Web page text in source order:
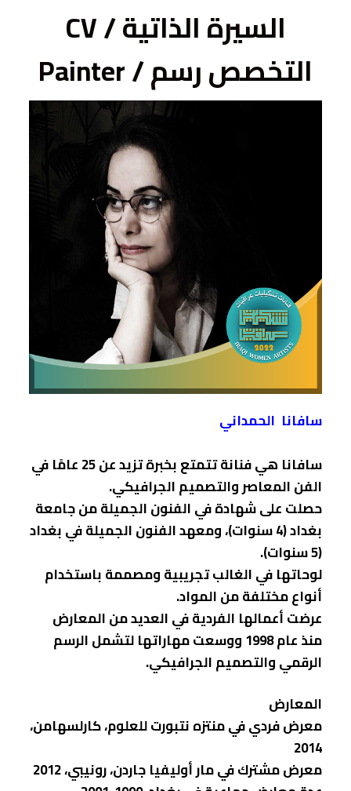
السيرة الذاتية / CV
التخصص رسم / Painter
سافانا الحمداني
سافانا هي فنانة تتمتع بخبرة تزيد عن 25 عامًا في
الفن المعاصر والتصميم الجرافيكي.
حصلت على شهادة في الفنون الجميلة من جامعة
بغداد (4 سنوات)، ومعهد الفنون الجميلة في بغداد
(5 سنوات).
لوحاتها في الغالب تجريبية ومصممة باستخدام
أنواع مختلفة من المواد.
عرضت أعمالها الفردية في العديد من المعارض
منذ عام 1998 ووسعت مهاراتها لتشمل الرسم
الرقمي والتصميم الجرافيكي.
المعارض
معرض فردي في منتزه نتبورت للعلوم، كارلسهامن،
2014
معرض مشترك في مار أوليفيا جاردن، رونيبي، 2012